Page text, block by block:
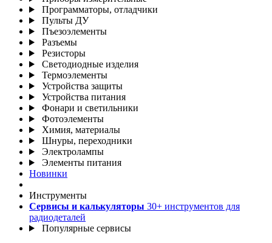
Программаторы, отладчики
Пульты ДУ
Пъезоэлементы
Разъемы
Резисторы
Светодиодные изделия
Термоэлементы
Устройства защиты
Устройства питания
Фонари и светильники
Фотоэлементы
Химия, материалы
Шнуры, переходники
Электролампы
Элементы питания
Новинки
Инструменты
Сервисы и калькуляторы 30+ инструментов для
радиодеталей
Популярные сервисы